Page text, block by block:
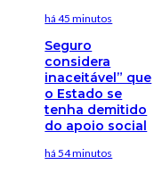
há 45 minutos
Seguro
considera
inaceitável” que
o Estado se
tenha demitido
do apoio social
há 54 minutos